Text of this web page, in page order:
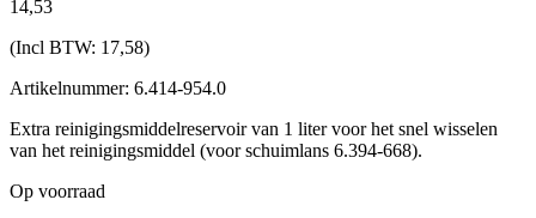
14,53
(Incl BTW: 17,58)
Artikelnummer: 6.414-954.0
Extra reinigingsmiddelreservoir van 1 liter voor het snel wisselen
van het reinigingsmiddel (voor schuimlans 6.394-668).
Op voorraad